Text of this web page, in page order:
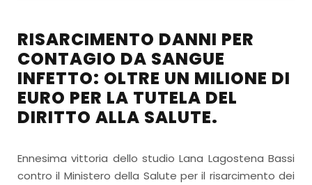
RISARCIMENTO DANNI PER
CONTAGIO DA SANGUE
INFETTO: OLTRE UN MILIONE DI
EURO PER LA TUTELA DEL
DIRITTO ALLA SALUTE.
Ennesima vittoria dello studio Lana Lagostena Bassi
contro il Ministero della Salute per il risarcimento dei